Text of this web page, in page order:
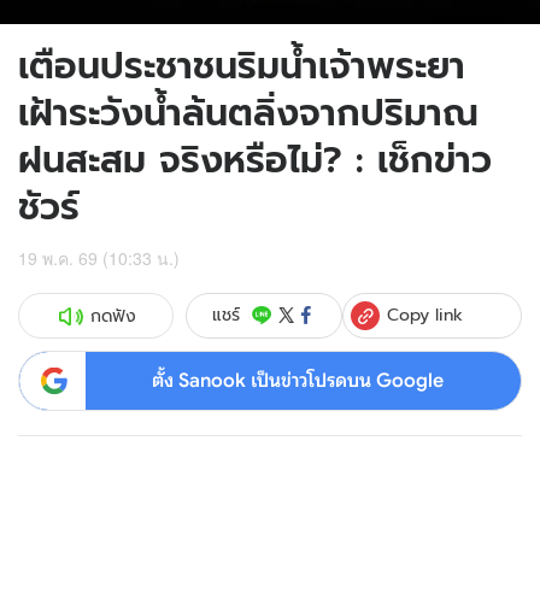
เตือนประชาชนริมน้ำเจ้าพระยา
เฝ้าระวังน้ำล้นตลิ่งจากปริมาณ
ฝนสะสม จริงหรือไม่? : เช็กข่าว
ชัวร์
19 พ.ค. 69 (10:33 น.)
กดฟัง แชร์ Copy link
ตั้ง Sanook เป็นข่าวโปรดบน Google